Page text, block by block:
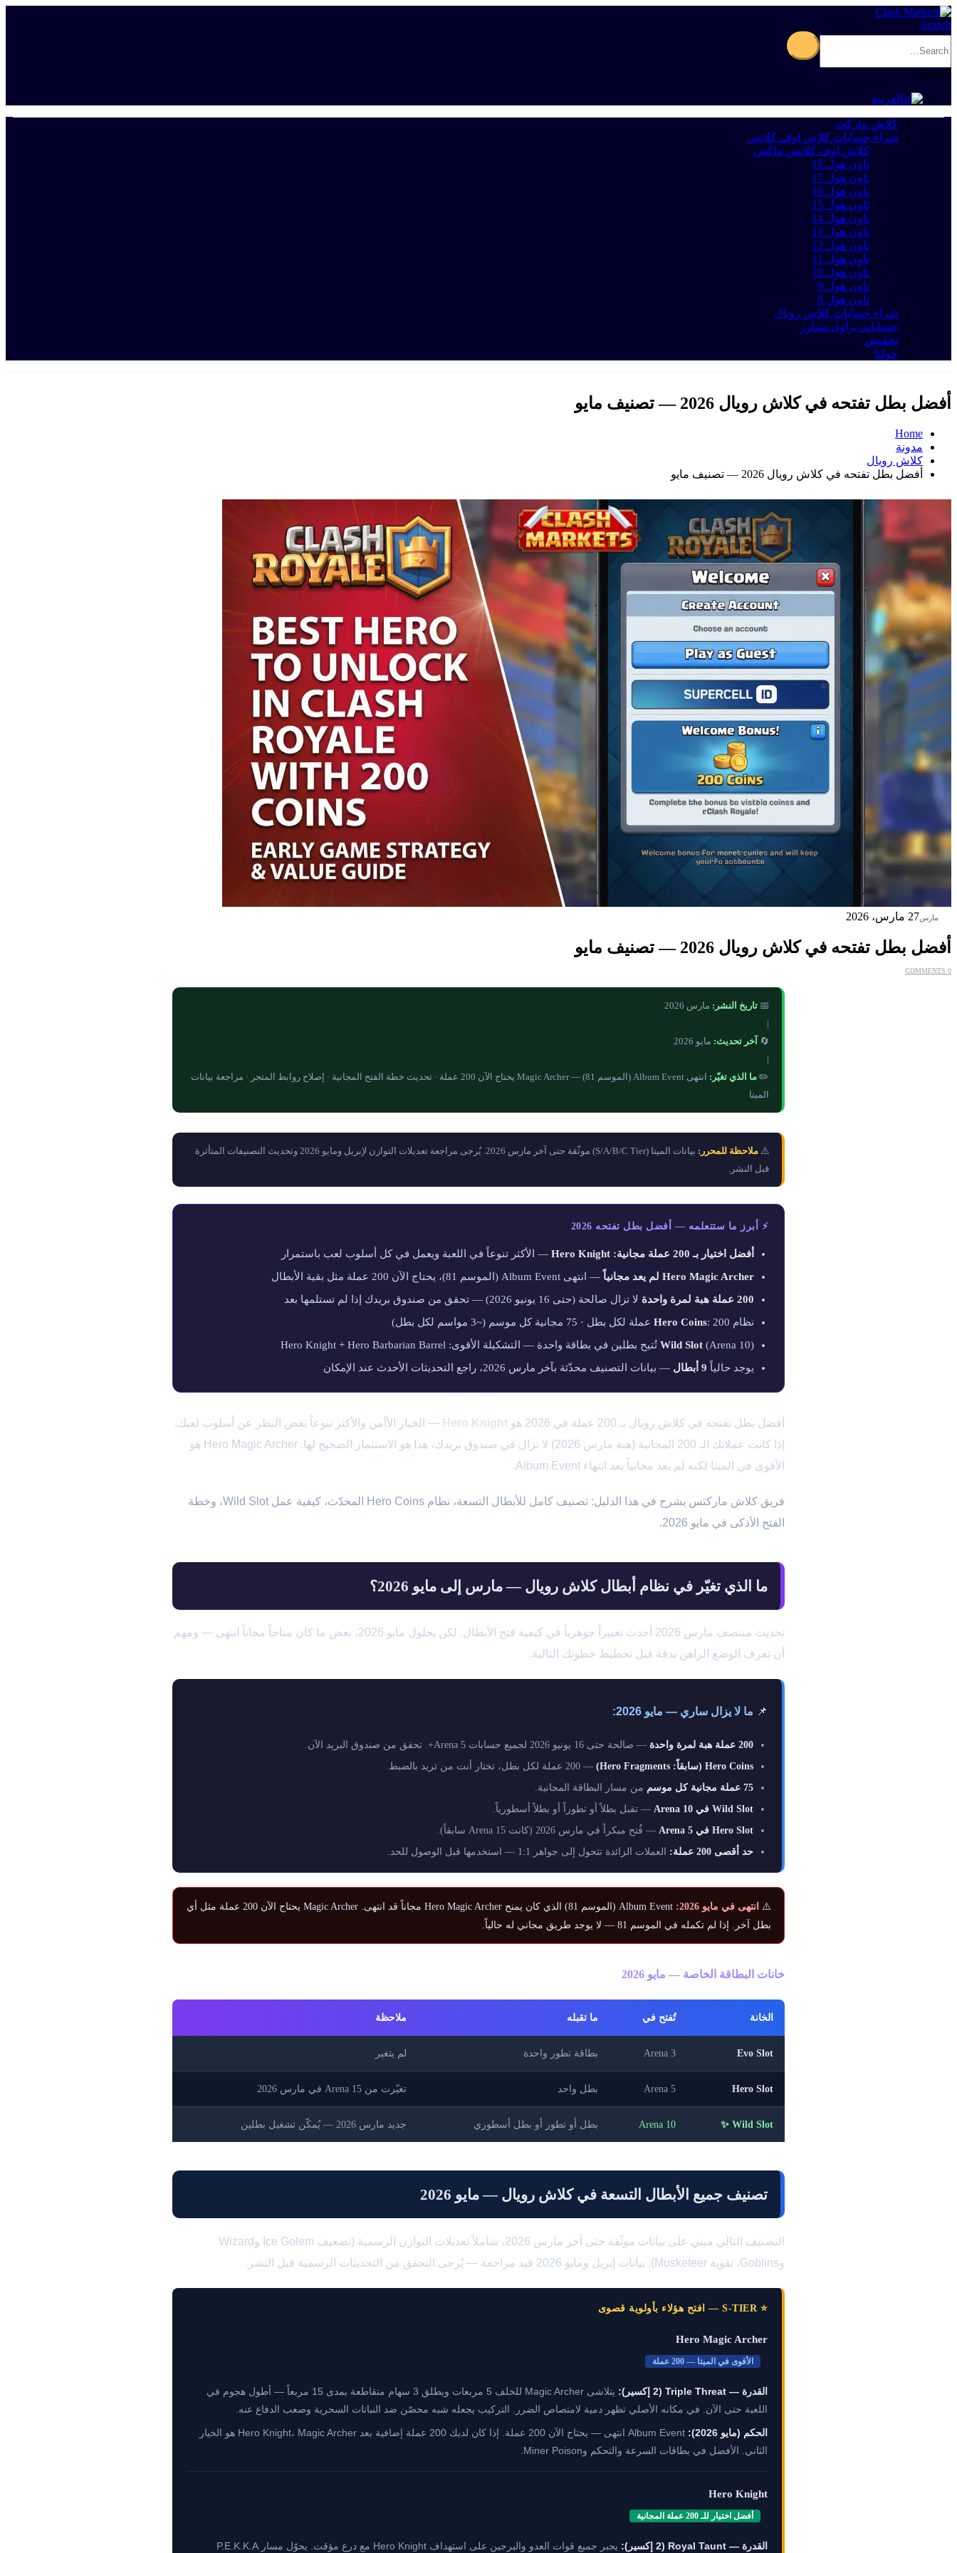
Search
0Cart 0
العربية
كلاش ماركت
شراء حسابات كلاش اوف كلانس
كلاش اوف كلانس ماكس
تاون هول 18
تاون هول 17
تاون هول 16
تاون هول 15
تاون هول 14
تاون هول 13
تاون هول 12
تاون هول 11
تاون هول 10
تاون هول 9
تاون هول 8
شراء حسابات كلاش رويال
حسابات براول ستارز
تخفيض
حولنا
أفضل بطل تفتحه في كلاش رويال 2026 — تصنيف مايو
Home
مدونة
کلاش رویال
أفضل بطل تفتحه في كلاش رويال 2026 — تصنيف مايو
مارس27 مارس، 2026
أفضل بطل تفتحه في كلاش رويال 2026 — تصنيف مايو
0 COMMENTS
📅 تاريخ النشر: مارس 2026
|
🔄 آخر تحديث: مايو 2026
|
✏️ ما الذي تغيّر:
انتهى Album Event (الموسم 81) — Magic Archer يحتاج الآن 200 عملة · تحديث خطة الفتح المجانية · إصلاح روابط المتجر · مراجعة بيانات
الميتا
⚠️ ملاحظة للمحرر:
بيانات الميتا (S/A/B/C Tier) موثّقة حتى آخر مارس 2026. يُرجى مراجعة تعديلات التوازن لإبريل ومايو 2026 وتحديث التصنيفات المتأثرة
قبل النشر.
⚡ أبرز ما ستتعلمه — أفضل بطل تفتحه 2026
أفضل اختيار بـ 200 عملة مجانية: Hero Knight
— الأكثر تنوعاً في اللعبة ويعمل في كل أسلوب لعب باستمرار
Hero Magic Archer لم يعد مجانياً
— انتهى Album Event (الموسم 81)، يحتاج الآن 200 عملة مثل بقية الأبطال
200 عملة هبة لمرة واحدة
لا تزال صالحة (حتى 16 يونيو 2026) — تحقق من صندوق بريدك إذا لم تستلمها بعد
نظام
Hero Coins: 200 عملة لكل بطل · 75 مجانية كل موسم (~3 مواسم لكل بطل)
Wild Slot (Arena 10) تُتيح بطلين في بطاقة واحدة — التشكيلة الأقوى: Hero Knight + Hero Barbarian Barrel
يوجد حالياً 9 أبطال — بيانات التصنيف محدّثة بآخر مارس 2026، راجع التحديثات الأحدث عند الإمكان
أفضل بطل تفتحه في كلاش رويال بـ 200 عملة في 2026 هو Hero Knight — الخيار الأأمن والأكثر تنوعاً بغض النظر عن أسلوب لعبك.
إذا كانت عملاتك الـ 200 المجانية (هبة مارس 2026) لا تزال في صندوق بريدك، هذا هو الاستثمار الصحيح لها. Hero Magic Archer هو
الأقوى في الميتا لكنه لم يعد مجانياً بعد انتهاء Album Event.
فريق كلاش ماركتس يشرح في هذا الدليل: تصنيف كامل للأبطال التسعة، نظام Hero Coins المحدّث، كيفية عمل Wild Slot، وخطة
الفتح الأذكى في مايو 2026.
ما الذي تغيّر في نظام أبطال كلاش رويال — مارس إلى مايو 2026؟
تحديث منتصف مارس 2026 أحدث تغييراً جوهرياً في كيفية فتح الأبطال. لكن بحلول مايو 2026، بعض ما كان متاحاً مجاناً انتهى — ومهم
أن تعرف الوضع الراهن بدقة قبل تخطيط خطوتك التالية.
📌 ما لا يزال ساري — مايو 2026:
200 عملة هبة لمرة واحدة
— صالحة حتى 16 يونيو 2026 لجميع حسابات Arena 5+. تحقق من صندوق البريد الآن.
Hero Coins (سابقاً: Hero Fragments)
— 200 عملة لكل بطل، تختار أنت من تريد بالضبط.
75 عملة مجانية كل موسم
من مسار البطاقة المجانية.
Wild Slot في Arena 10
— تقبل بطلاً أو تطوراً أو بطلاً أسطورياً.
Hero Slot في Arena 5
— فُتح مبكراً في مارس 2026 (كانت Arena 15 سابقاً).
حد أقصى 200 عملة:
العملات الزائدة تتحول إلى جواهر 1:1 — استخدمها قبل الوصول للحد.
⚠️ انتهى في مايو 2026:
Album Event (الموسم 81) الذي كان يمنح Hero Magic Archer مجاناً قد انتهى. Magic Archer يحتاج الآن 200 عملة مثل أي
بطل آخر. إذا لم تكمله في الموسم 81 — لا يوجد طريق مجاني له حالياً.
خانات البطاقة الخاصة — مايو 2026
الخانة تُفتح في ما تقبله ملاحظة
Evo Slot
Arena 3 بطاقة تطور واحدة لم يتغير
Hero Slot
Arena 5 بطل واحد تغيّرت من Arena 15 في مارس 2026
Wild Slot ✨
Arena 10 بطل أو تطور أو بطل أسطوري جديد مارس 2026 — يُمكّن تشغيل بطلين
تصنيف جميع الأبطال التسعة في كلاش رويال — مايو 2026
التصنيف التالي مبني على بيانات موثّقة حتى آخر مارس 2026، شاملاً تعديلات التوازن الرسمية (تضعيف Ice Golem وWizard
وGoblins، تقوية Musketeer). بيانات إبريل ومايو 2026 قيد مراجعة — يُرجى التحقق من التحديثات الرسمية قبل النشر.
⭐ S-TIER — افتح هؤلاء بأولوية قصوى
Hero Magic Archer
الأقوى في الميتا — 200 عملة
القدرة — Triple Threat (2 إكسير):
يتلاشى Magic Archer للخلف 5 مربعات ويطلق 3 سهام متقاطعة بمدى 15 مربعاً — أطول هجوم في
اللعبة حتى الآن. في مكانه الأصلي تظهر دمية لامتصاص الضرر. التركيب يجعله شبه محصّن ضد النباتات السحرية وصعب الدفاع عنه.
الحكم (مايو 2026):
Album Event انتهى — يحتاج الآن 200 عملة. إذا كان لديك 200 عملة إضافية بعد Hero Knight، Magic Archer هو الخيار
الثاني. الأفضل في بطاقات السرعة والتحكم وMiner Poison.
Hero Knight
أفضل اختيار للـ 200 عملة المجانية
القدرة — Royal Taunt (2 إكسير): يجبر جميع قوات العدو والبرجين على استهداف Hero Knight مع درع مؤقت. يحوّل مسار P.E.K.K.A